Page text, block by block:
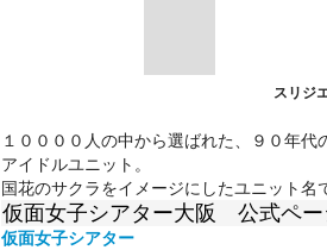
スリジ
１００００人の中から選ばれた、９０年
アイドルユニット。
国花のサクラをイメージにしたユニット名
仮面女子シアター大阪 公式ペー
仮面女子シアター